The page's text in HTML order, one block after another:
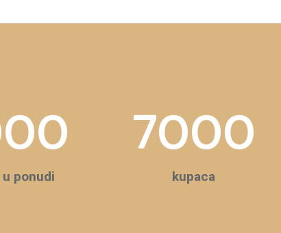
ponudi
7000
kupaca